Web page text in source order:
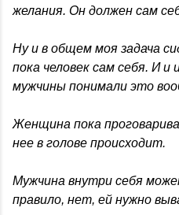
желания. Он должен сам
Ну и в общем моя задача
пока человек сам себя. И и
мужчины понимали это
Женщина пока
нее в голове происходит.
Мужчина внутри себя
правило, нет, ей нужно